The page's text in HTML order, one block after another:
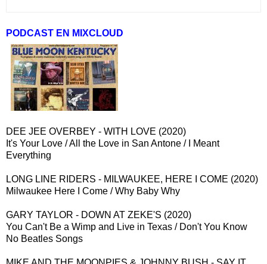
PODCAST EN MIXCLOUD
DEE JEE OVERBEY - WITH LOVE (2020)
It's Your Love / All the Love in San Antone / I Meant
Everything
LONG LINE RIDERS - MILWAUKEE, HERE I COME (2020)
Milwaukee Here I Come / Why Baby Why
GARY TAYLOR - DOWN AT ZEKE'S (2020)
You Can't Be a Wimp and Live in Texas / Don't You Know
No Beatles Songs